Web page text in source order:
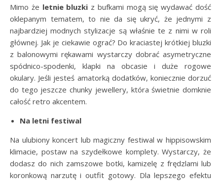
Mimo że letnie bluzki z bufkami mogą się wydawać dość
oklepanym tematem, to nie da się ukryć, że jednymi z
najbardziej modnych stylizacje są właśnie te z nimi w roli
głównej. Jak je ciekawie ograć? Do kraciastej krótkiej bluzki
z balonowymi rękawami wystarczy dobrać asymetryczne
spódnico-spodenki, klapki na obcasie i duże rogowe
okulary. Jeśli jesteś amatorką dodatków, koniecznie dorzuć
do tego jeszcze chunky jewellery, która świetnie domknie
całość retro akcentem.
Na letni festiwal
Na ulubiony koncert lub magiczny festiwal w hippisowskim
klimacie, postaw na szydełkowe komplety. Wystarczy, że
dodasz do nich zamszowe botki, kamizelę z frędzlami lub
koronkową narzutę i outfit gotowy. Dla lepszego efektu